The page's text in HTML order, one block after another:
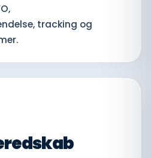
tracking og